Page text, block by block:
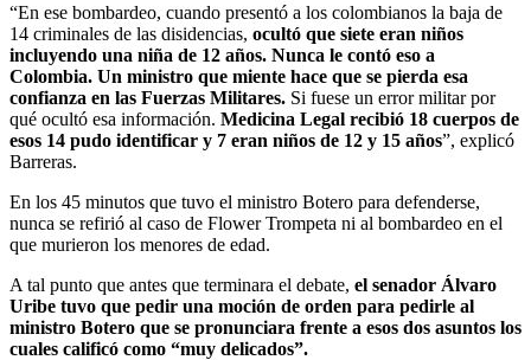
“En ese bombardeo, cuando presentó a los colombianos la baja de
14 criminales de las disidencias, ocultó que siete eran niños
incluyendo una niña de 12 años. Nunca le contó eso a
Colombia. Un ministro que miente hace que se pierda esa
confianza en las Fuerzas Militares. Si fuese un error militar por
qué ocultó esa información. Medicina Legal recibió 18 cuerpos de
esos 14 pudo identificar y 7 eran niños de 12 y 15 años”, explicó
Barreras.
En los 45 minutos que tuvo el ministro Botero para defenderse,
nunca se refirió al caso de Flower Trompeta ni al bombardeo en el
que murieron los menores de edad.
A tal punto que antes que terminara el debate, el senador Álvaro
Uribe tuvo que pedir una moción de orden para pedirle al
ministro Botero que se pronunciara frente a esos dos asuntos los
cuales calificó como “muy delicados”.